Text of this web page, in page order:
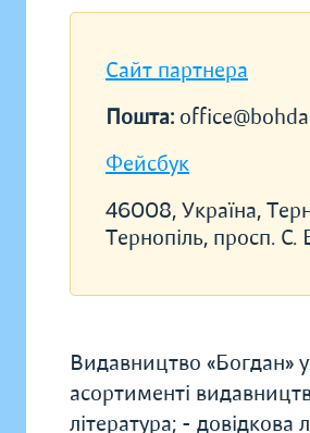
Сайт партнера
Пошта:
Фейсбук
46008, Україна,
Тернопіль, просп.
Видавництво «Богдан»
асортименті
література; -